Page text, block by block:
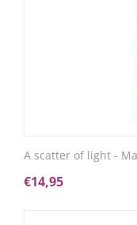
A scatter of light -
€14,95